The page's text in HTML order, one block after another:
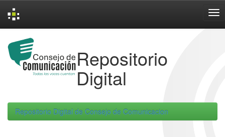
navigation
Repositorio
Digital
Repositorio Digital de Consejo de Comunicacion